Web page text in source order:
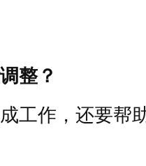
整？
工作，还要帮